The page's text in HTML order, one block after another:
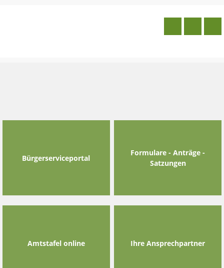
Bürgerserviceportal
Formulare - Anträge -
Satzungen
Amtstafel online Ihre Ansprechpartner